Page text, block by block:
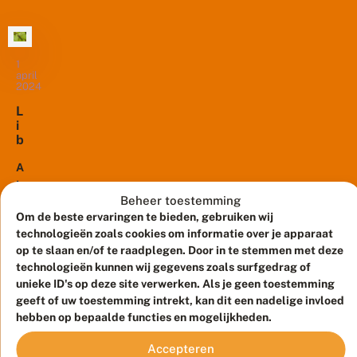
Beheer toestemming
Om de beste ervaringen te bieden, gebruiken wij
technologieën zoals cookies om informatie over je apparaat
op te slaan en/of te raadplegen. Door in te stemmen met deze
technologieën kunnen wij gegevens zoals surfgedrag of
unieke ID's op deze site verwerken. Als je geen toestemming
geeft of uw toestemming intrekt, kan dit een nadelige invloed
hebben op bepaalde functies en mogelijkheden.
Accepteren
r
o
i
t
e
r
t
a
n
r
o
g
e
z
o
m
e
s
Je
kunt
hem
dus
op
plaatsen
je...
r
g
u
s
v
li
n
d
e
r
g
i
g
n
a
e
e
r
d
t
in
2023
begonnen
met
tellen
van
vlinderroute
Ze
was
direct
zo
gemotiveerd
dat
maar
1
april
2024
L
i
b
ll
e
h
e
r
k
e
n
n
e
i
Als
je
vraagt
of
ze
libellen
willen
tellen,
krijg
je
13
januari
2024
2
0
2